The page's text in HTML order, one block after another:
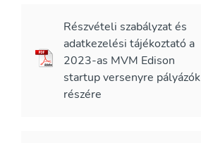
Részvételi szabályzat és
adatkezelési tájékoztató a
2023-as MVM Edison
startup versenyre pályázók
részére